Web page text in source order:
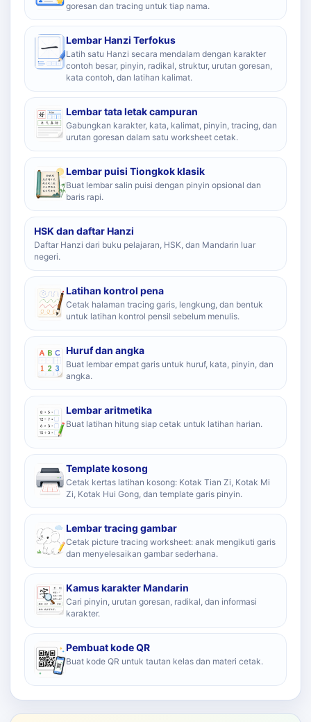
goresan dan tracing untuk tiap nama.
Lembar Hanzi Terfokus
Latih satu Hanzi secara mendalam dengan karakter
contoh besar, pinyin, radikal, struktur, urutan goresan,
kata contoh, dan latihan kalimat.
Lembar tata letak campuran
Gabungkan karakter, kata, kalimat, pinyin, tracing, dan
urutan goresan dalam satu worksheet cetak.
Lembar puisi Tiongkok klasik
Buat lembar salin puisi dengan pinyin opsional dan
baris rapi.
HSK dan daftar Hanzi
Daftar Hanzi dari buku pelajaran, HSK, dan Mandarin luar
negeri.
Latihan kontrol pena
Cetak halaman tracing garis, lengkung, dan bentuk
untuk latihan kontrol pensil sebelum menulis.
Huruf dan angka
Buat lembar empat garis untuk huruf, kata, pinyin, dan
angka.
Lembar aritmetika
Buat latihan hitung siap cetak untuk latihan harian.
Template kosong
Cetak kertas latihan kosong: Kotak Tian Zi, Kotak Mi
Zi, Kotak Hui Gong, dan template garis pinyin.
Lembar tracing gambar
Cetak picture tracing worksheet: anak mengikuti garis
dan menyelesaikan gambar sederhana.
Kamus karakter Mandarin
Cari pinyin, urutan goresan, radikal, dan informasi
karakter.
Pembuat kode QR
Buat kode QR untuk tautan kelas dan materi cetak.